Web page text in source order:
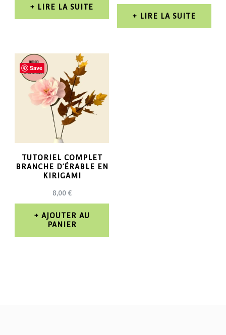
PRIX :
LIRE LA SUITE
LIRE LA SUITE
Save
TUTORIEL COMPLET
BRANCHE D’ÉRABLE EN
KIRIGAMI
8,00€
AJOUTER AU
PANIER